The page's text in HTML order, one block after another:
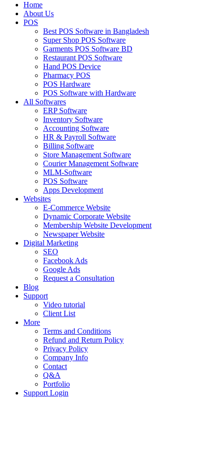
Home
About Us
POS
Best POS Software in Bangladesh
Super Shop POS Software
Garments POS Software BD
Restaurant POS Software
Hand POS Device
Pharmacy POS
POS Hardware
POS Software with Hardware
All Softwares
ERP Software
Inventory Software
Accounting Software
HR & Payroll Software
Billing Software
Store Management Software
Courier Management Software
MLM-Software
POS Software
Apps Development
Websites
E-Commerce Website
Dynamic Corporate Website
Membership Website Development
Newspaper Website
Digital Marketing
SEO
Facebook Ads
Google Ads
Request a Consultation
Blog
Support
Video tutorial
Client List
More
Terms and Conditions
Refund and Return Policy
Privacy Policy
Company Info
Contact
Q&A
Portfolio
Support Login